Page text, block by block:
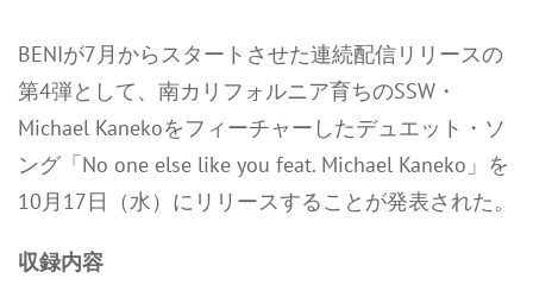
BENIが7月からスタートさせた連続配信リリースの
第4弾として、南カリフォルニア育ちのSSW・
Michael Kanekoをフィーチャーしたデュエット・ソ
ング「No one else like you feat. Michael Kaneko」を
10月17日（水）にリリースすることが発表された。
収録内容